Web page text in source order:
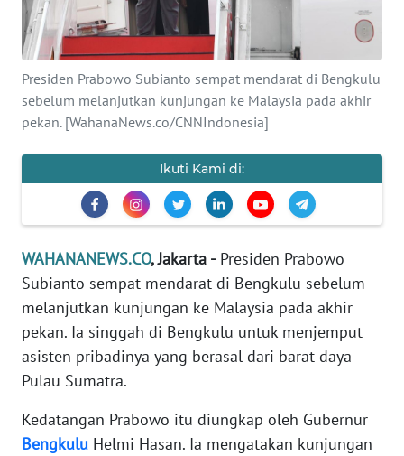
Presiden Prabowo Subianto sempat mendarat di Bengkulu
sebelum melanjutkan kunjungan ke Malaysia pada akhir
pekan. [WahanaNews.co/CNNIndonesia]
Ikuti Kami di:
WAHANANEWS.CO, Jakarta -Presiden Prabowo
Subianto sempat mendarat di Bengkulu sebelum
melanjutkan kunjungan ke Malaysia pada akhir
pekan. Ia singgah di Bengkulu untuk menjemput
asisten pribadinya yang berasal dari barat daya
Pulau Sumatra.
Kedatangan Prabowo itu diungkap oleh Gubernur
Bengkulu Helmi Hasan. Ia mengatakan kunjungan
INTERNASIONAL
SERBA-SERBI
PENDIDIKAN
EDITORIAL
Informasi
INDEKS
KONTAK
KAMI